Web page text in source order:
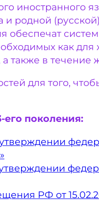
иностранного
и родной
обеспечат
как
также в течение
для того,
поколения:
РФ от